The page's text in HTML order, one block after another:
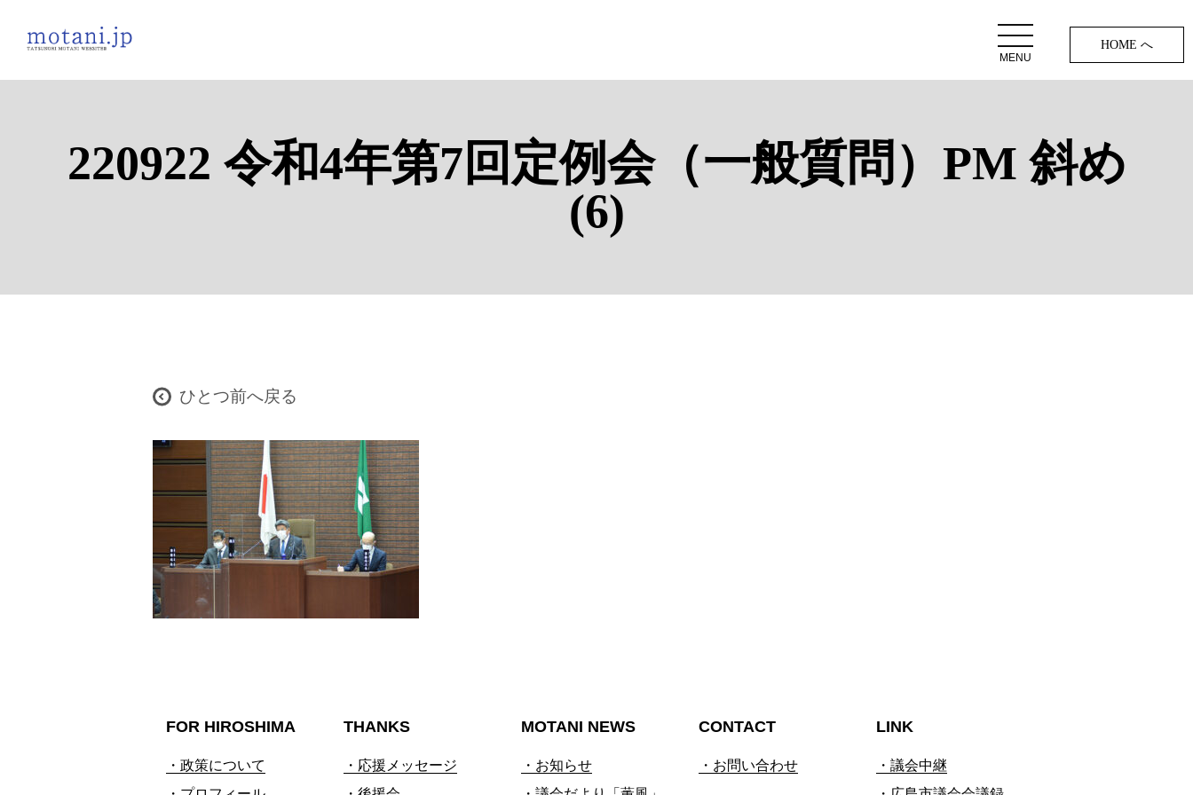
HOME へ
MENU
220922 令和4年第7回定例会（一般質問）PM 斜め
(6)
ひとつ前へ戻る
FOR HIROSHIMA
・政策について
THANKS
・応援メッセージ
MOTANI NEWS
・お知らせ
CONTACT
・お問い合わせ
LINK
・議会中継